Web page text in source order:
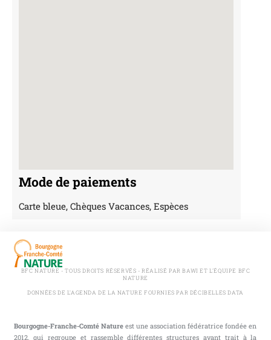
Mode de paiements
Carte bleue, Chèques Vacances, Espèces
BFC NATURE - TOUS DROITS RÉSERVÉS - RÉALISÉ PAR BAWI ET L'ÉQUIPE BFC
NATURE
DONNÉES DE L'AGENDA DE LA NATURE FOURNIES PAR DÉCIBELLES DATA
Bourgogne-Franche-Comté Nature est une association fédératrice fondée en
2012, qui regroupe et rassemble différentes structures ayant trait à la